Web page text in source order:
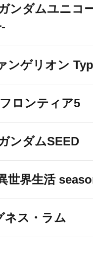
ンダムユニコ
ンゲリオン
ロンティア5
ンダムSEED
世界生活
ネス・ラム